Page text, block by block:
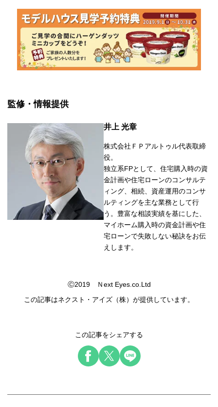
監修・情報提供
井上 光章
株式会社ＦＰアルトゥル代表取締
役。
独立系FPとして、住宅購入時の資
金計画や住宅ローンのコンサルテ
ィング、相続、資産運用のコンサ
ルティングを主な業務として行
う。豊富な相談実績を基にした、
マイホーム購入時の資金計画や住
宅ローンで失敗しない秘訣をお伝
えします。
Ⓒ2019 Ｎext Eyes.co.Ltd
この記事はネクスト・アイズ（株）が提供しています。
この記事をシェアする